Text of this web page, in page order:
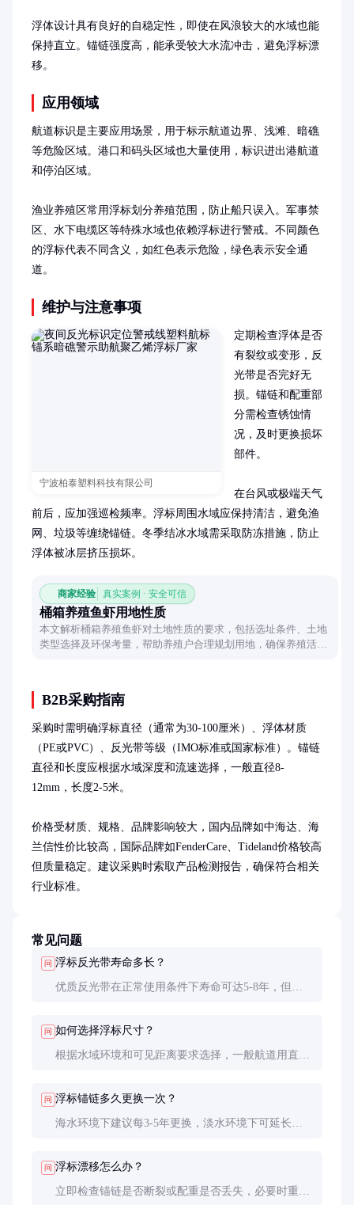
浮体设计具有良好的自稳定性，即使在风浪较大的水域也能
保持直立。锚链强度高，能承受较大水流冲击，避免浮标漂
移。
应用领域
航道标识是主要应用场景，用于标示航道边界、浅滩、暗礁
等危险区域。港口和码头区域也大量使用，标识进出港航道
和停泊区域。
渔业养殖区常用浮标划分养殖范围，防止船只误入。军事禁
区、水下电缆区等特殊水域也依赖浮标进行警戒。不同颜色
的浮标代表不同含义，如红色表示危险，绿色表示安全通
道。
维护与注意事项
宁波柏泰塑料科技有限公司
定期检查浮体是否
有裂纹或变形，反
光带是否完好无
损。锚链和配重部
分需检查锈蚀情
况，及时更换损坏
部件。
在台风或极端天气
前后，应加强巡检频率。浮标周围水域应保持清洁，避免渔
网、垃圾等缠绕锚链。冬季结冰水域需采取防冻措施，防止
浮体被冰层挤压损坏。
商家经验 真实案例 · 安全可信
桶箱养殖鱼虾用地性质
本文解析桶箱养殖鱼虾对土地性质的要求，包括选址条件、土地
类型选择及环保考量，帮助养殖户合理规划用地，确保养殖活动
B2B采购指南
采购时需明确浮标直径（通常为30-100厘米）、浮体材质
（PE或PVC）、反光带等级（IMO标准或国家标准）。锚链
直径和长度应根据水域深度和流速选择，一般直径8-
12mm，长度2-5米。
价格受材质、规格、品牌影响较大，国内品牌如中海达、海
兰信性价比较高，国际品牌如FenderCare、Tideland价格较高
但质量稳定。建议采购时索取产品检测报告，确保符合相关
行业标准。
常见问题
问 浮标反光带寿命多长？
优质反光带在正常使用条件下寿命可达5-8年，但需
问 如何选择浮标尺寸？
根据水域环境和可见距离要求选择，一般航道用直径
问 浮标锚链多久更换一次？
海水环境下建议每3-5年更换，淡水环境下可延长至5-
问 浮标漂移怎么办？
立即检查锚链是否断裂或配重是否丢失，必要时重新